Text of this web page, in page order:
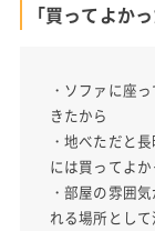
「買ってよか
・ソファに座
きたから
・地べただと
には買ってよ
・部屋の雰囲
れる場所とし